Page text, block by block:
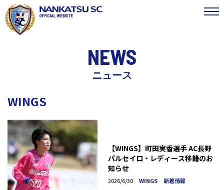
NEWS
ニュース
WINGS
【WINGS】町田実香選手 AC長野
パルセイロ・レディース移籍のお
知らせ
2026/6/30 WINGS 新着情報